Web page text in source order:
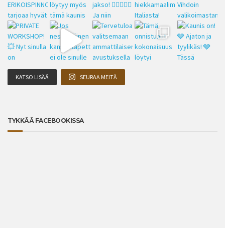
KATSO LISÄÄ SEURAA MEITÄ
TYKKÄÄ FACEBOOKISSA